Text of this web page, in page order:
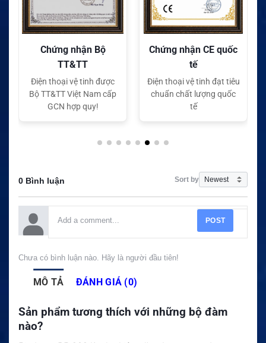
Chứng nhận Bộ
TT&TT
Điện thoại vệ tinh được
Bộ TT&TT Việt Nam cấp
GCN hợp quy!
Chứng nhận CE quốc
tế
Điện thoại vệ tinh đạt tiêu
chuẩn chất lượng quốc
tế
0 Bình luận Sort by
POST
Chưa có bình luận nào. Hãy là người đầu tiên!
MÔ TẢ ĐÁNH GIÁ (0)
Sản phẩm tương thích với những bộ đàm
nào?